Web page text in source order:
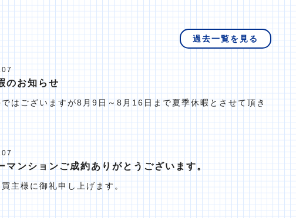
のお知らせ
はございますが8月9日～8月16日まで夏季休暇とさせて頂き
マンションご成約ありがとうございます。
主様に御礼申し上げます。
過去一覧を見る